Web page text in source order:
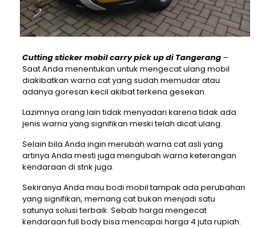
Cutting sticker mobil carry pick up di Tangerang–
Saat Anda menentukan untuk mengecat ulang mobil
diakibatkan warna cat yang sudah memudar atau
adanya goresan kecil akibat terkena gesekan.
Lazimnya orang lain tidak menyadari karena tidak ada
jenis warna yang signifikan meski telah dicat ulang.
Selain bila Anda ingin merubah warna cat asli yang
artinya Anda mesti juga mengubah warna keterangan
kendaraan di stnk juga.
Sekiranya Anda mau bodi mobil tampak ada perubahan
yang signifikan, memang cat bukan menjadi satu
satunya solusi terbaik. Sebab harga mengecat
kendaraan full body bisa mencapai harga 4 juta rupiah.